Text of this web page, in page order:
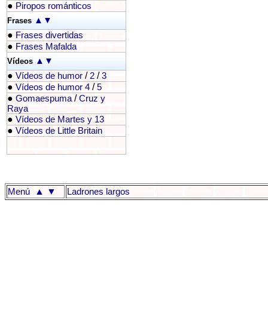
● Piropos románticos
Frases ▲ ▼
● Frases divertidas
● Frases Mafalda
Vídeos ▲ ▼
● Vídeos de humor / 2 /3
● Vídeos de humor 4 /5
● Gomaespuma /Cruz y
Raya
● Vídeos de Martes y 13
● Vídeos de Little Britain
Menú ▲ ▼ Ladrones largos